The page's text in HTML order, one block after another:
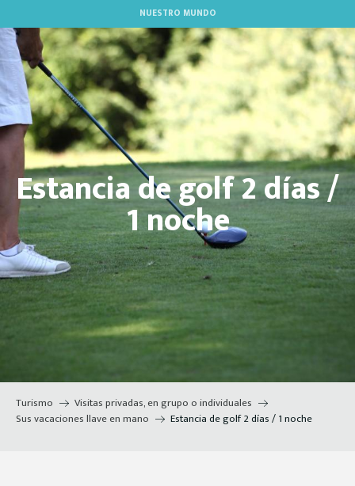
au
contenu
principal
NUESTRO MUNDO
Estancia de golf 2 días /
1 noche
Turismo
Visitas privadas, en grupo o individuales
Sus vacaciones llave en mano
Estancia de golf 2 días / 1 noche